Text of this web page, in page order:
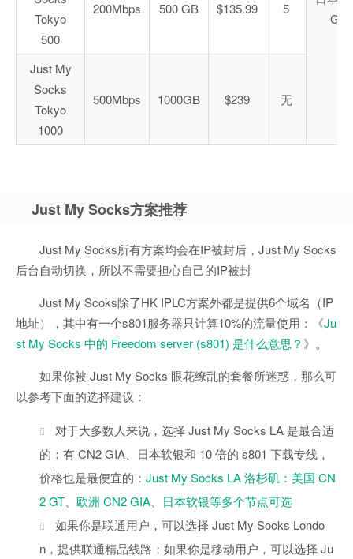
GIA
Tokyo
500
200Mbps 500 GB $135.99 5
Just My
Socks
Tokyo
1000
500Mbps 1000GB $239 无
Just My Socks方案推荐
Just My Socks所有方案均会在IP被封后，Just My Socks
后台自动切换，所以不需要担心自己的IP被封
Just My Scoks除了HK IPLC方案外都是提供6个域名（IP
地址），其中有一个s801服务器只计算10%的流量使用：《Ju
st My Socks 中的 Freedom server (s801) 是什么意思？ 》。
如果你被 Just My Socks 眼花缭乱的套餐所迷惑，那么可
以参考下面的选择建议：
对于大多数人来说，选择 Just My Socks LA 是最合适
的：有 CN2 GIA、日本软银和 10 倍的 s801 下载专线，
价格也是最便宜的： Just My Socks LA 洛杉矶：美国 CN
2 GT、欧洲 CN2 GIA、日本软银等多个节点可选
如果你是联通用户，可以选择 Just My Socks Londo
n，提供联通精品线路；如果你是移动用户，可以选择 Ju